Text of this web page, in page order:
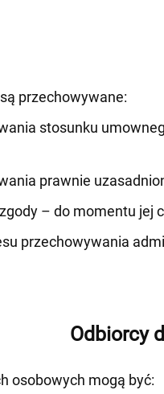
przechowywane:
stosunku
prawnie
– do momentu jej
przechowywania
Odbiorcy
osobowych mogą być: